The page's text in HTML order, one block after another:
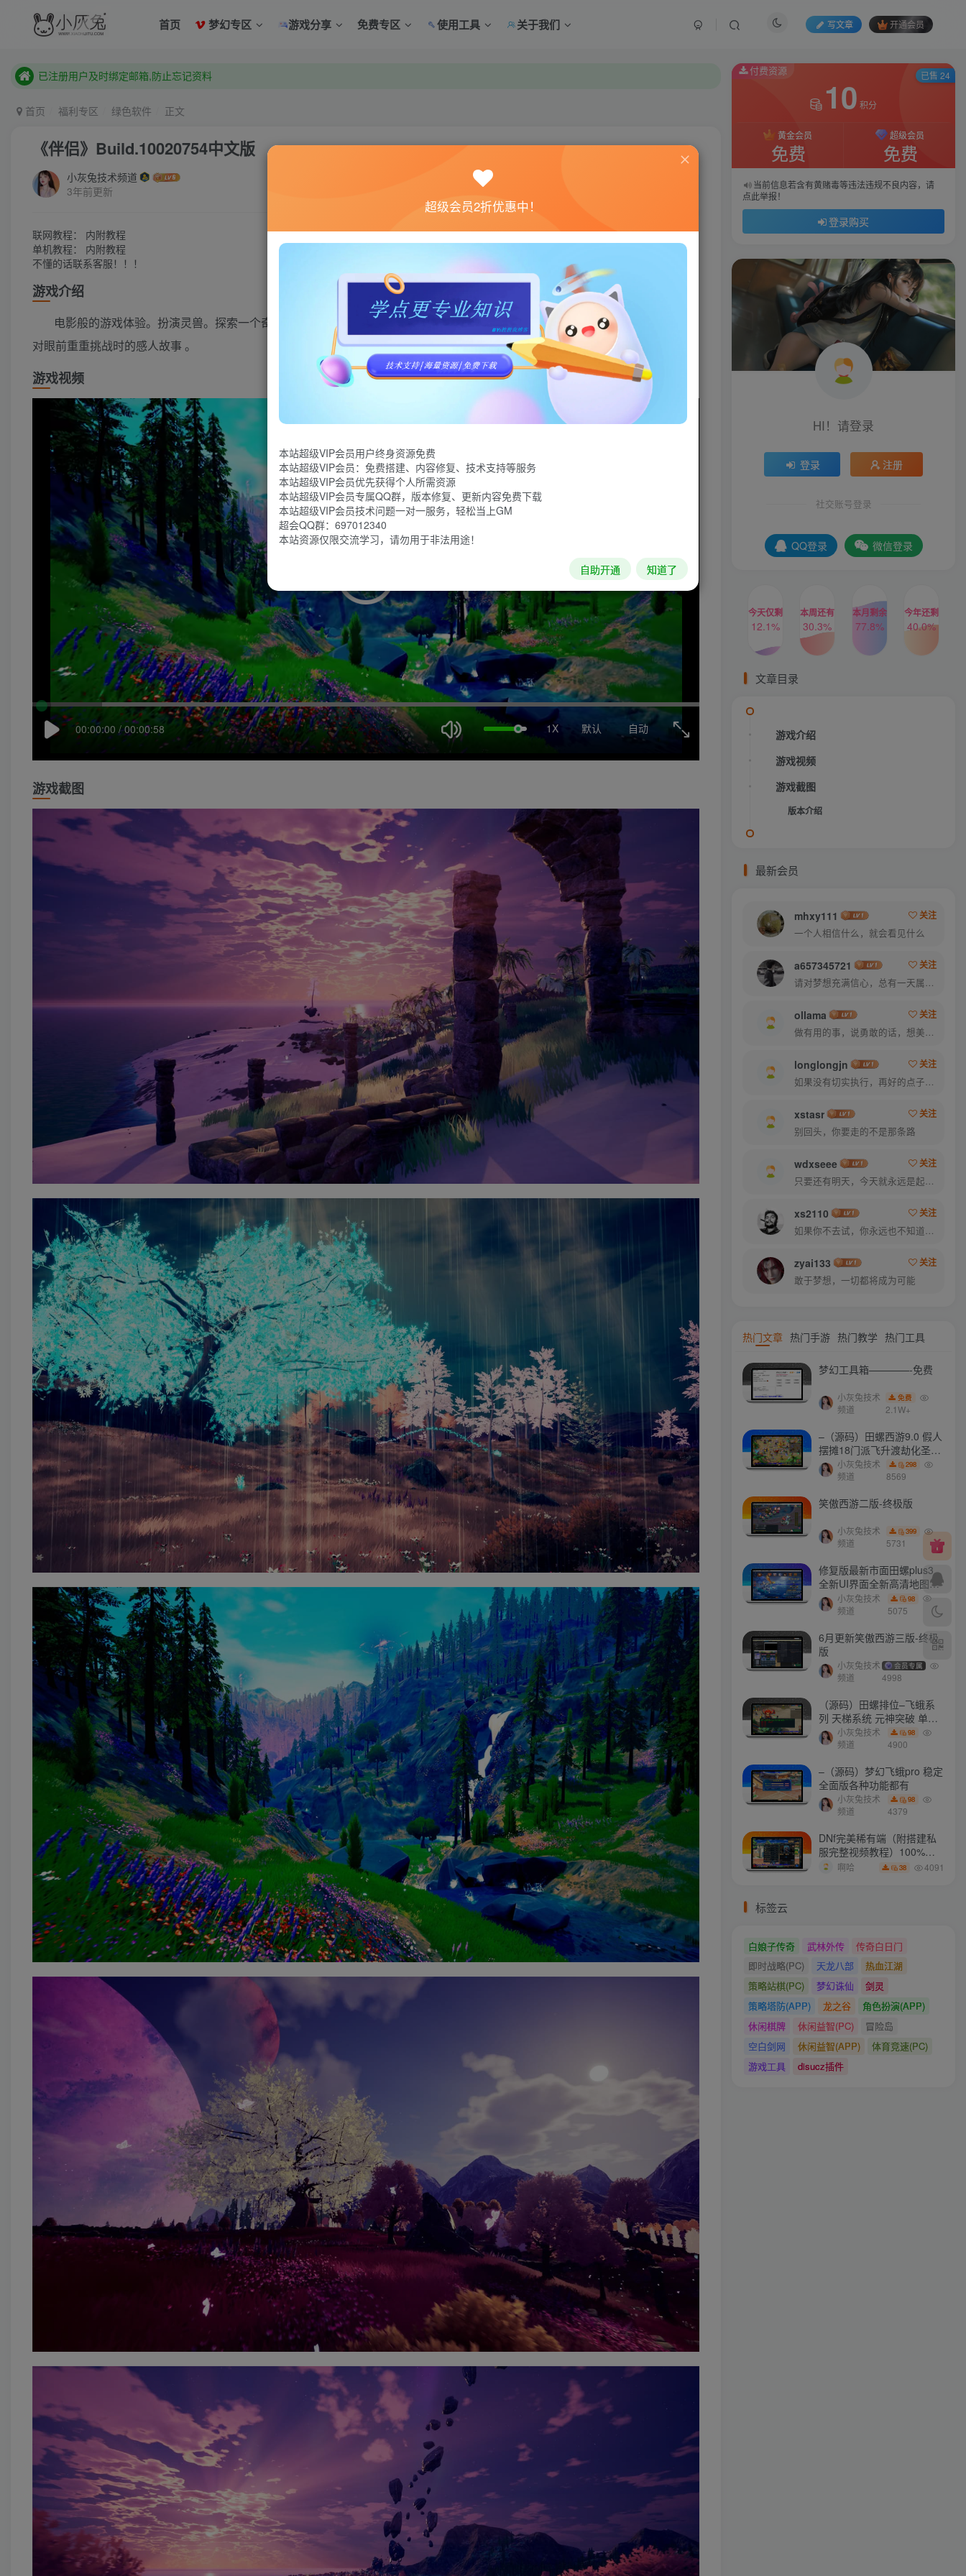
首页 梦幻专区 游戏分享 免费专区 使用工具 关于我们 写文章 开通会员
本站已开启QQ微信快速登录 ,拥有本站会员用户及时请问个人中心绑定！
本站已开启QQ微信快速登录 ,拥有本站会员用户及时请问个人中心绑定！
首页 福利专区 绿色软件 正文
《伴侣》Build.10020754中文版
小灰兔技术频道
3年前更新
联网教程： 内附教程
单机教程： 内附教程
不懂的话联系客服！！！
游戏介绍
电影般的游戏体验。扮演灵兽。探索一个奇幻世界。收集精华和寻找人间艺品 。游历七片壮丽非凡的大地，见证一个家庭在面
对眼前重重挑战时的感人故事 。
游戏视频
自动
1X 默认
00:00:00 / 00:00:58
游戏截图
付费资源
10 积分
黄金会员
免费
超级会员
免费
当前信息若含有黄赌毒等违法违规不良内容，请
点此举报！
登录购买
已售 24
HI！请登录
登录 注册
社交账号登录
QQ登录 微信登录
今天仅剩
12.1%
本周还有
30.3%
本月剩余
77.8%
今年还剩
40.0%
文章目录
游戏介绍
游戏视频
游戏截图
版本介绍
最新会员
mhxy111
关注
一个人相信什么，就会看见什么
a657345721
关注
请对梦想充满信心，总有一天属于你的彩虹会在天空微笑
ollama
关注
做有用的事，说勇敢的话，想美好的事，一生足矣
longlongjn
关注
如果没有切实执行，再好的点子也是徒劳
xstasr
关注
别回头，你要走的不是那条路
wdxseee
关注
只要还有明天，今天就永远是起跑线
xs2110
关注
如果你不去试，你永远也不知道结果，所以去试试吧
zyai133
关注
敢于梦想，一切都将成为可能
热门文章 热门手游 热门教学 热门工具
梦幻工具箱————-免费
小灰兔技术
频道
免费
2.1W+
–（源码）田螺西游9.0 假人
摆摊18门派飞升渡劫化圣助
战最新BB谛听….
小灰兔技术
频道
298
8569
笑傲西游二版-终极版
小灰兔技术
频道
399
5731
修复版最新市面田螺plus3
全新UI界面全新高清地图18
门派 修复了后门ggeserver
打不开
小灰兔技术
频道
98
5075
6月更新笑傲西游三版-终极
版
小灰兔技术
频道
会员专属
4998
（源码）田螺排位–飞蛾系
列 天梯系统 元神突破 单机
免费 含GM工具
小灰兔技术
频道
98
4900
–（源码）梦幻飞蛾pro 稳定
全面版各种功能都有
小灰兔技术
频道
98
4379
DNf完美稀有端（附搭建私
服完整视频教程）100%可
搭建(附完美端升级补丁)
啊哈 38 4091
标签云
白娘子传奇 武林外传
传奇白日门
即时战略(PC)
天龙八部
热血江湖
策略站棋(PC)
梦幻诛仙
剑灵
策略塔防(APP)
龙之谷
角色扮演(APP)
休闲棋牌
休闲益智(PC)
冒险岛
空白剑网
休闲益智(APP)
体育竞速(PC)
游戏工具
disucz插件
超级会员2折优惠中！
本站超级VIP会员用户终身资源免费
本站超级VIP会员：免费搭建、内容修复、技术支持等服务
本站超级VIP会员优先获得个人所需资源
本站超级VIP会员专属QQ群，版本修复、更新内容免费下载
本站超级VIP会员技术问题一对一服务，轻松当上GM
超会QQ群：697012340
本站资源仅限交流学习，请勿用于非法用途！
自助开通 知道了